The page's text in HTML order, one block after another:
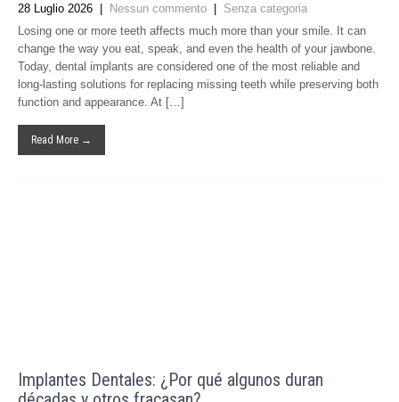
28 Luglio 2026 | Nessun commento | Senza categoria
Losing one or more teeth affects much more than your smile. It can
change the way you eat, speak, and even the health of your jawbone.
Today, dental implants are considered one of the most reliable and
long-lasting solutions for replacing missing teeth while preserving both
function and appearance. At […]
Read More →
Implantes Dentales: ¿Por qué algunos duran